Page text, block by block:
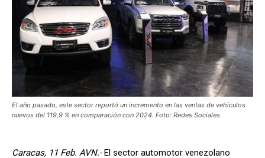
El año pasado, este sector reportó un incremento en las ventas de vehículos
nuevos del 119,9 % en comparación con 2024. Foto: Redes Sociales.
Caracas, 11 Feb. AVN.-El sector automotor venezolano